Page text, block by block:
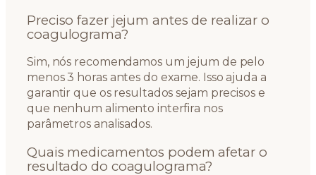
Preciso fazer jejum antes de realizar o
coagulograma?
Sim, nós recomendamos um jejum de pelo
menos 3 horas antes do exame. Isso ajuda a
garantir que os resultados sejam precisos e
que nenhum alimento interfira nos
parâmetros analisados.
Quais medicamentos podem afetar o
resultado do coagulograma?